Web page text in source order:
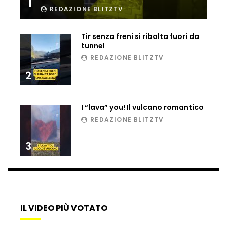
Ucraina, ecco come gli F16 intercettano
i droni russi
Tir bloccato sul passaggio a livello:
treno lo distrugge
Parco divertimenti, attrazione cede
all’improvviso
tragedia a Petén
REDAZIONE BLITZTV
2
Tir senza freni si ribalta fuori da
tunnel
REDAZIONE BLITZTV
3
I “lava” you! Il vulcano romantico
REDAZIONE BLITZTV
IL VIDEO PIÙ VOTATO